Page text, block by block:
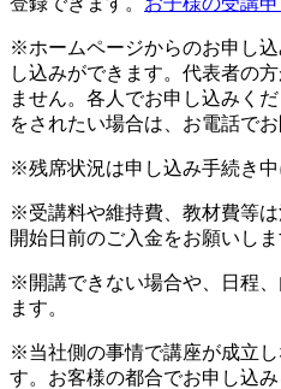
※ホームページからのお申し
し込みができます。代表者の
ません。各人でお申し込みく
をされたい場合は、お電話で
※残席状況は申し込み手続き中
※受講料や維持費、教材費等
開始日前のご入金をお願いしま
※開講できない場合や、日程
ます。
※当社側の事情で講座が成立
す。お客様の都合でお申し込